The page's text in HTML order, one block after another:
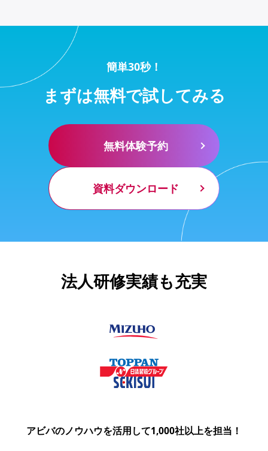
簡単30秒！
まずは無料で試してみる
無料体験予約
資料ダウンロード
法人研修実績も充実
アビバのノウハウを活用して1,000社以上を担当！